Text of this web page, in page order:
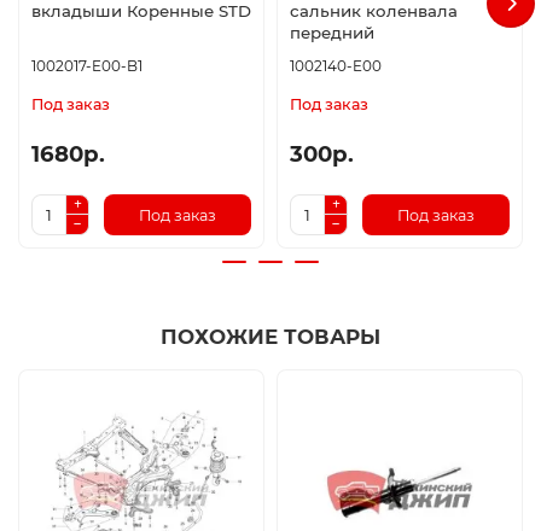
вкладыши Коренные STD
1002017-E00-B1
Под заказ
1680р.
Под заказ
сальник коленвала
передний
1002140-E00
Под заказ
300р.
Под заказ
ПОХОЖИЕ ТОВАРЫ